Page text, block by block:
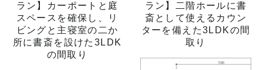
ラン】カーポートと庭
スペースを確保し、リ
ビングと主寝室の二か
所に書斎を設けた3LDK
の間取り
ラン】二階ホールに書
斎として使えるカウン
ターを備えた3LDKの間
取り